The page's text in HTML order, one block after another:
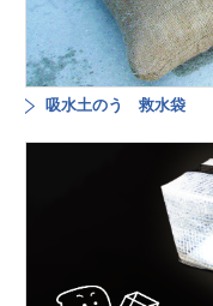
吸水土のう 救水袋